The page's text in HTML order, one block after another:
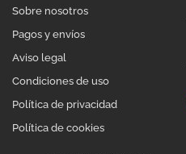
Sobre nosotros
Pagos y envíos
Aviso legal
Condiciones de uso
Política de privacidad
Política de cookies